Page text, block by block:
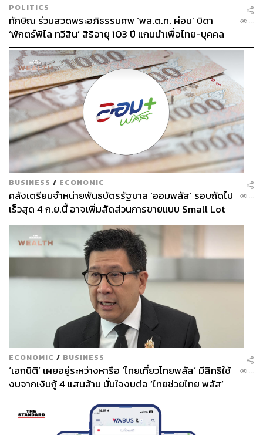
POLITICS
ทักษิณ ร่วมสวดพระอภิธรรมศพ ‘พล.ต.ท. ผ่อน’ บิดา
‘พักตร์พิไล ทวีสิน’ สิริอายุ 103 ปี แกนนำเพื่อไทย-บุคคล
หลากวงการร่วมอาลัย
...
BUSINESS / ECONOMIC
คลังเตรียมจำหน่ายพันธบัตรรัฐบาล ‘ออมพลัส’ รอบถัดไป
เร็วสุด 4 ก.ย.นี้ อาจเพิ่มสัดส่วนการขายแบบ Small Lot
First มากขึ้น
...
ECONOMIC / BUSINESS
‘เอกนิติ’ เผยอยู่ระหว่างหารือ ‘ไทยเที่ยวไทยพลัส’ มีสิทธิใช้
งบจากเงินกู้ 4 แสนล้าน มั่นใจงบต่อ ‘ไทยช่วยไทย พลัส’
เฟส 2 มีเพียงพอ
...